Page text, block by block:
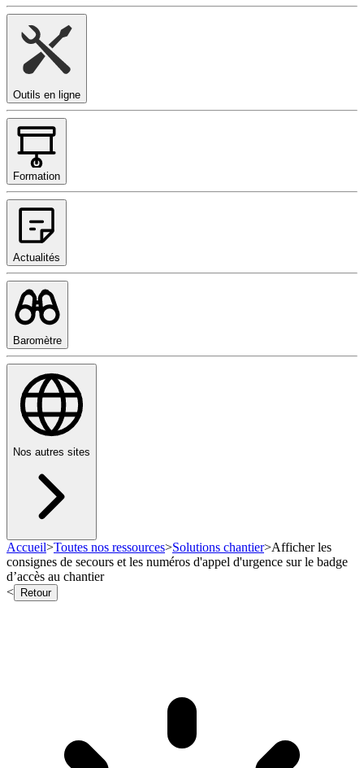
Outils en ligne
Formation
Actualités
Baromètre
Nos autres sites
Accueil>Toutes nos ressources>Solutions chantier>Afficher les
consignes de secours et les numéros d'appel d'urgence sur le badge
d’accès au chantier
<
Retour